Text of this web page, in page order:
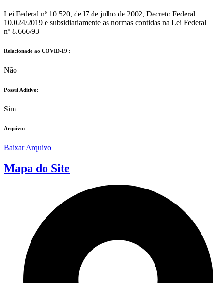
Lei Federal nº 10.520, de l7 de julho de 2002, Decreto Federal
10.024/2019 e subsidiariamente as normas contidas na Lei Federal
nº 8.666/93
Relacionado ao COVID-19 :​
Não
Possui Aditivo:​
Sim
Arquivo:
Baixar Arquivo
Mapa do Site